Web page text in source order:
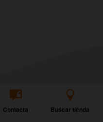
Contacta Buscar tienda